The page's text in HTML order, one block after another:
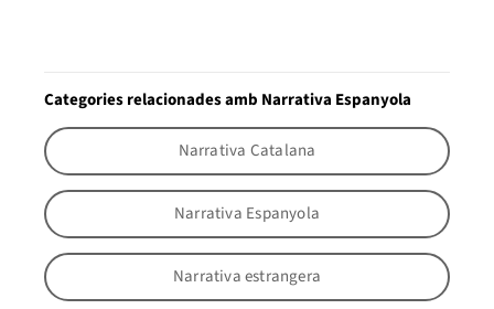
Categories relacionades amb Narrativa Espanyola
Narrativa Catalana
Narrativa Espanyola
Narrativa estrangera